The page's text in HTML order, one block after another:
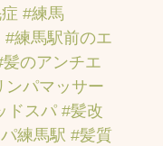
#練馬
#練馬駅前のエ
髪のアンチエ
ンパマッサー
ドスパ #髪改
練馬駅 #髪質